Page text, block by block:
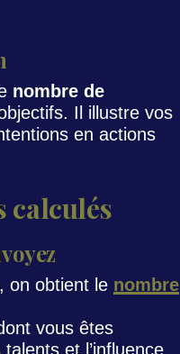
nombre de
Il illustre vos
en actions
calculés
, on obtient le nombre
vous êtes
et l’influence